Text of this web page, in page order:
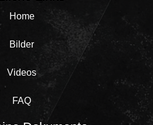
Home
Bilder
Videos
FAQ